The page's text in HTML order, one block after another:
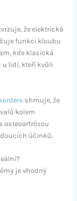
že elektrická
funkci kloubu
kde klasická
u lidí, kteří kvůli
shrnuje, že
kolem
osteoartrózou
účinků.
je vhodný